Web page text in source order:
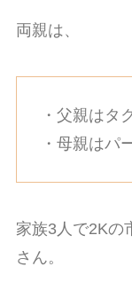
両親は、
・父親はタ
・母親はパ
家族3人で2Kの
さん。